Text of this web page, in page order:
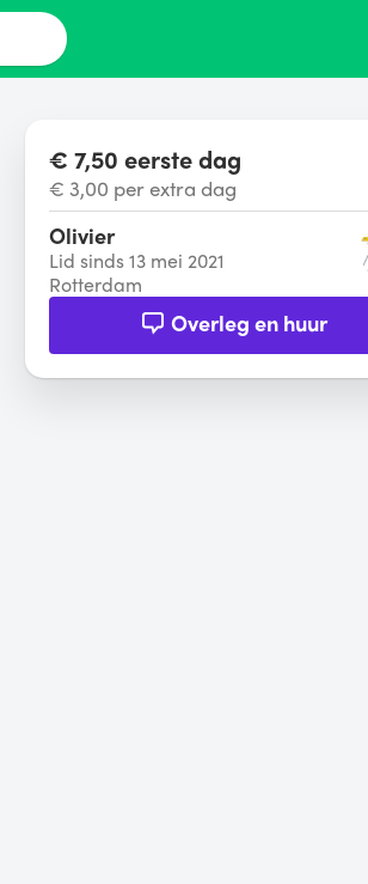
€ 7,50 eerste dag
€ 3,00 per extra dag
Olivier
Lid sinds 13 mei 2021
Rotterdam
Overleg en huur